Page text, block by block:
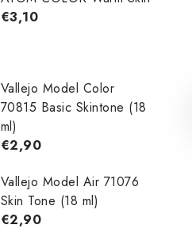
€3,10
Vallejo Model Color
70815 Basic Skintone (18
ml)
€2,90
Vallejo Model Air 71076
Skin Tone (18 ml)
€2,90